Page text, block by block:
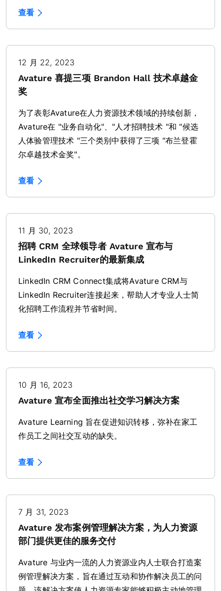
查看
12 月 22, 2023
Avature 喜提三项 Brandon Hall 技术卓越金
奖
为了表彰Avature在人力资源技术领域的持续创新，
Avature在 "业务自动化"、"人才招聘技术 "和 "候选
人体验管理技术 "三个类别中获得了三项 "布兰登霍
尔卓越技术金奖"。
查看
11 月 30, 2023
招聘 CRM 全球领导者 Avature 宣布与
LinkedIn Recruiter的最新集成
LinkedIn CRM Connect集成将Avature CRM与
LinkedIn Recruiter连接起来，帮助人才专业人士简
化招聘工作流程并节省时间。
查看
10 月 16, 2023
Avature 宣布全面推出社交学习解决方案
Avature Learning 旨在促进知识转移，弥补在家工
作员工之间社交互动的缺失。
查看
7 月 31, 2023
Avature 发布案例管理解决方案，为人力资源
部门提供更佳的服务交付
Avature 与业内一流的人力资源业内人士联合打造案
例管理解决方案，旨在通过互动和协作解决员工的问